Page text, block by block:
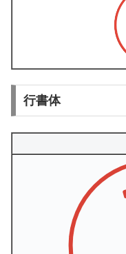
行書体